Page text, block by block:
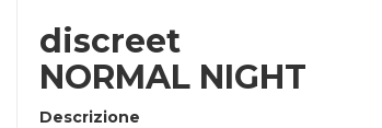
discreet
NORMAL NIGHT
Descrizione